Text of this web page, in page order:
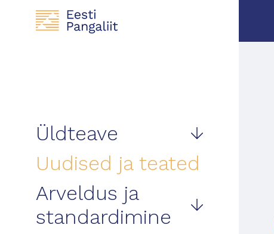
Üldteave
Uudised ja teated
Arveldus ja
standardimine